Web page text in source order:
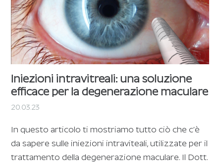
Iniezioni intravitreali: una soluzione
efficace per la degenerazione maculare
20.03.23
In questo articolo ti mostriamo tutto ciò che c’è
da sapere sulle iniezioni intraviteali, utilizzate per il
trattamento della degenerazione maculare. Il Dott.